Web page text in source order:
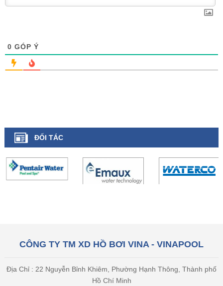
0 GÓP Ý
ĐỐI TÁC
CÔNG TY TM XD HỒ BƠI VINA - VINAPOOL
Địa Chỉ : 22 Nguyễn Bỉnh Khiêm, Phường Hạnh Thông, Thành phố
Hồ Chí Minh